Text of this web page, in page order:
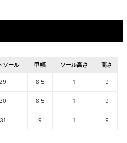
ソール 甲幅 ソール高さ 高さ
29 8.5 1 9
30 8.5 1 9
31 9 1 9